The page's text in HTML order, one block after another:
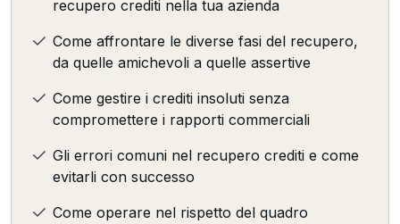
recupero crediti nella tua azienda
Come affrontare le diverse fasi del recupero,
da quelle amichevoli a quelle assertive
Come gestire i crediti insoluti senza
compromettere i rapporti commerciali
Gli errori comuni nel recupero crediti e come
evitarli con successo
Come operare nel rispetto del quadro